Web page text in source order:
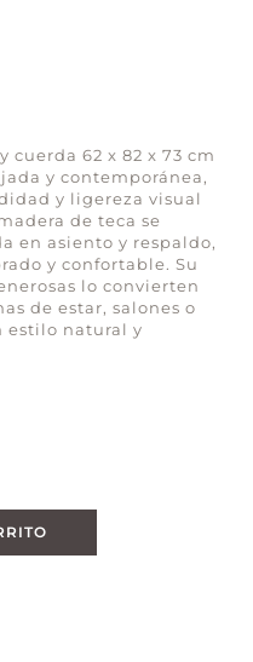
62 x 82 x 73 cm
y contemporánea,
y ligereza visual
de teca se
en asiento y respaldo,
y confortable. Su
lo convierten
de estar, salones o
estilo natural y